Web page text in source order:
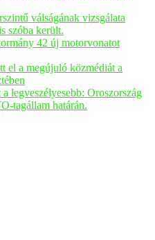
válságának vizsgálata
szóba került.
42 új motorvonatot
el a megújuló közmédiát a
legveszélyesebb: Oroszország
tagállam határán.